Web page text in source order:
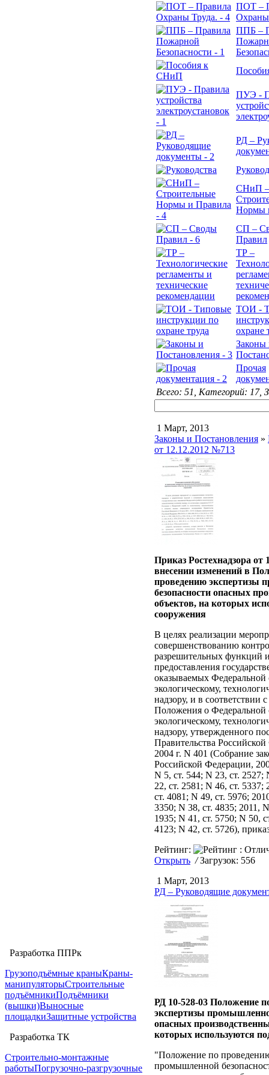
Разработка ППРк
Грузоподъёмные краныКраны-
манипуляторыСтроительные
подъёмникиПодъёмники
(вышки)Выносные
площадкиЗащитные устройства
Разработка ТК
Строительно-монтажные
работыПогрузочно-разгрузочные
ПОТ –
Охраны
ППБ –
ПУЭ -
РД –
СНиП –
Нормы
СП –
Правил
ТР –
ТОИ -
охране
Законы
Прочая
Всего: 51, Категорий: 17,
1 Март, 2013
Законы и Постановления »
от 12.12.2012 №713
Приказ Ростехнадзора
внесении изменений в
проведению экспертизы
безопасности опасных
объектов, на которых
сооружения
В целях реализации
совершенствованию
разрешительных функций
предоставления
оказываемых
экологическому,
надзору, и в соответствии
Положения о Федеральной
экологическому,
надзору, утвержденного
Правительства
2004 г. N 401 (Собрание
Российской Федерации,
N 5, ст. 544; N 23, ст. 2527;
22, ст. 2581; N 46, ст.
ст. 4081; N 49, ст. 5976;
3350; N 38, ст. 4835; 2011,
1935; N 41, ст. 5750; N 50,
4123; N 42, ст. 5726),
Рейтинг:
Открыть /Загрузок: 556
1 Март, 2013
РД – Руководящие
РД 10-528-03 Положение
экспертизы
опасных
которых используются
"Положение по
промышленной